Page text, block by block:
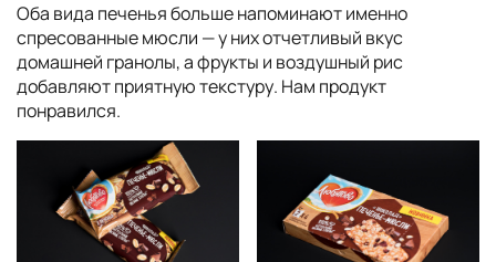
Оба вида печенья больше напоминают именно
спресованные мюсли — у них отчетливый вкус
домашней гранолы, а фрукты и воздушный рис
добавляют приятную текстуру. Нам продукт
понравился.